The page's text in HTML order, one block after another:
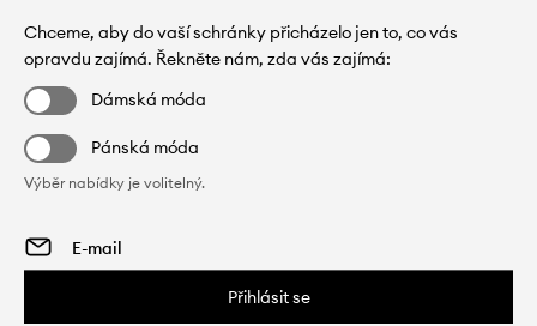
Chceme, aby do vaší schránky přicházelo jen to, co vás
opravdu zajímá. Řekněte nám, zda vás zajímá:
Dámská móda
Pánská móda
Výběr nabídky je volitelný.
Přihlásit se